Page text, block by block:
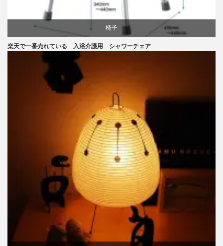
椅子
楽天で一番売れている 入浴介護用 シャワーチェア